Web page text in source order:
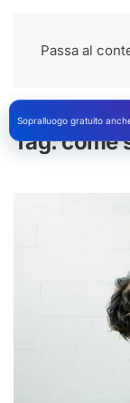
Passa al
Tag:come
Sopralluogo gratuito